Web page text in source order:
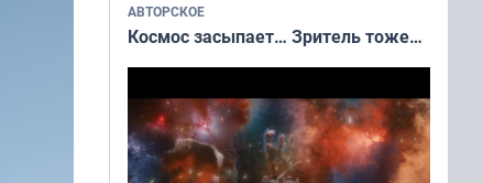
АВТОРСКОЕ
Космос засыпает… Зритель тоже…